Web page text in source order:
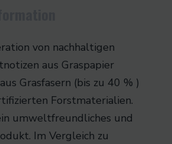
von nachhaltigen
aus Graspapier
Grasfasern (bis zu 40 % )
Forstmaterialien.
umweltfreundliches und
Im Vergleich zu